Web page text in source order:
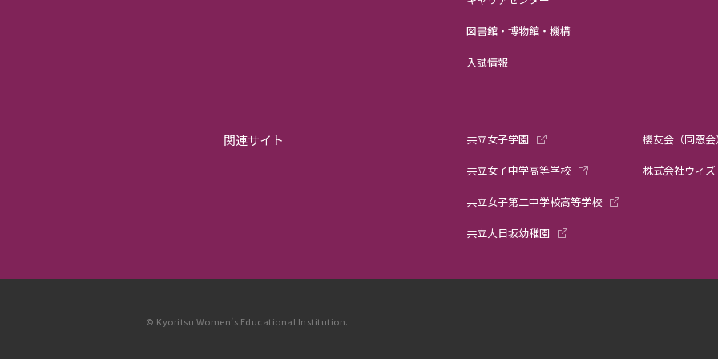
図書館・博物館・機構
入試情報
関連サイト 共立女子学園
共立女子中学高等学校
共立女子第二中学校高等学校
共立大日坂幼稚園
櫻友会（同窓会）
株式会社ウィ
© Kyoritsu Women’s Educational Institution.